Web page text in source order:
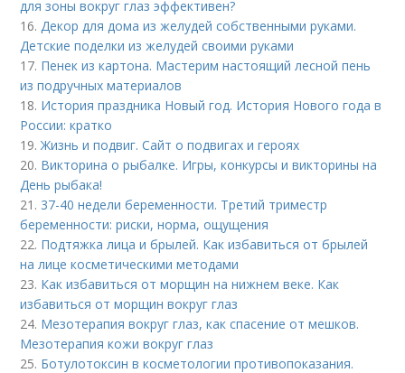
для зоны вокруг глаз эффективен?
16. Декор для дома из желудей собственными руками.
Детские поделки из желудей своими руками
17. Пенек из картона. Мастерим настоящий лесной пень
из подручных материалов
18. История праздника Новый год. История Нового года в
России: кратко
19.Жизнь и подвиг. Сайт о подвигах и героях
20. Викторина о рыбалке. Игры, конкурсы и викторины на
День рыбака!
21. 37-40 недели беременности. Третий триместр
беременности: риски, норма, ощущения
22. Подтяжка лица и брылей. Как избавиться от брылей
на лице косметическими методами
23. Как избавиться от морщин на нижнем веке. Как
избавиться от морщин вокруг глаз
24. Мезотерапия вокруг глаз, как спасение от мешков.
Мезотерапия кожи вокруг глаз
25. Ботулотоксин в косметологии противопоказания.